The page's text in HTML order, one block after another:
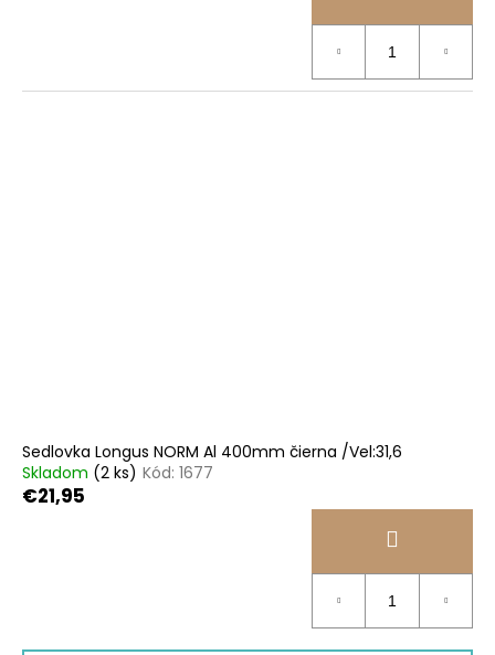
Sedlovka Longus NORM Al 400mm čierna /Vel:31,6
Skladom (2 ks) Kód: 1677
€21,95